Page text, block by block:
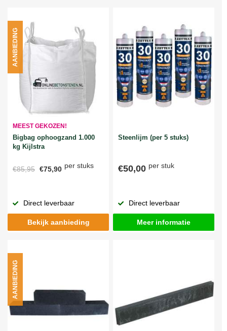
MEEST GEKOZEN!
Bigbag ophoogzand 1.000
kg Kijlstra
€85,95 €75,90 per stuks
AANBIEDING
Direct leverbaar
Bekijk aanbieding
Steenlijm (per 5 stuks)
€50,00 per stuk
Direct leverbaar
Meer informatie
AANBIEDING